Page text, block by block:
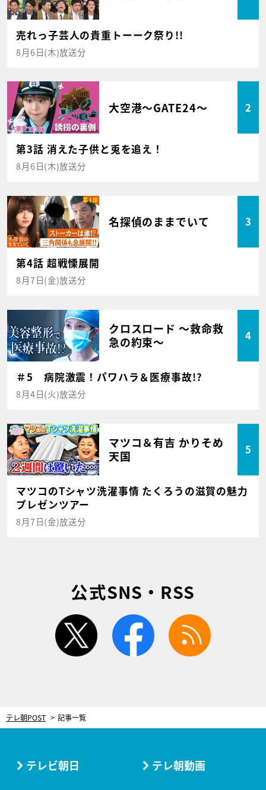
売れっ子芸人の貴重トーーク祭り!!
8月6日(木)放送分
大空港～GATE24～ 2
第3話 消えた子供と兎を追え！
8月6日(木)放送分
名探偵のままでいて 3
第4話 超戦慄展開
8月7日(金)放送分
クロスロード ～救命救
急の約束～
4
＃5 病院激震！パワハラ＆医療事故!?
8月4日(火)放送分
マツコ＆有吉 かりそめ
天国
5
マツコのTシャツ洗濯事情 たくろうの滋賀の魅力
プレゼンツアー
8月7日(金)放送分
公式SNS・RSS
twitter facebook
テレ朝POST 記事一覧
テレビ朝日 テレ朝動画